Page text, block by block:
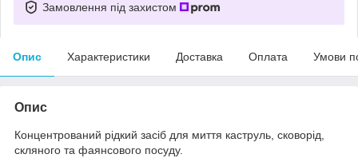
Замовлення під захистом
Опис Характеристики Доставка Оплата Умови
Опис
Концентрований рідкий засіб для миття каструль, сковорід,
скляного та фаянсового посуду.